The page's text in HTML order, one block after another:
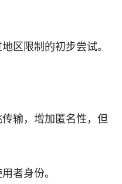
区限制的初步尝试。
输，增加匿名性，但
者身份。